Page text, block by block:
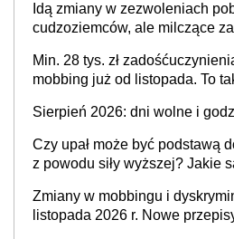
stosunku pracy
Idą zmiany w zezwoleniach
cudzoziemców, ale milczące
Min. 28 tys. zł
mobbing już od listopada. To
Sierpień 2026: dni wolne i
Czy upał może być podstawą
z powodu siły wyższej? Jakie
Zmiany w mobbingu i
listopada 2026 r. Nowe